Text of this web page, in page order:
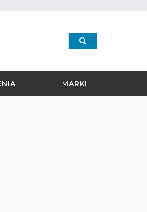
MARKI